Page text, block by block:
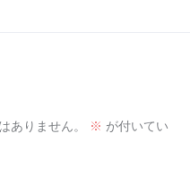
ありません。 ※ が付いてい